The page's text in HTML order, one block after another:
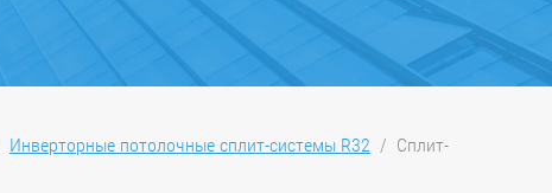
Инверторные потолочные сплит-системы R32
  /  Сплит-